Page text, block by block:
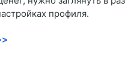
профиля.